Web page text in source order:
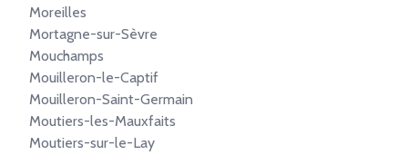
Moreilles
Mortagne-sur-Sèvre
Mouchamps
Mouilleron-le-Captif
Mouilleron-Saint-Germain
Moutiers-les-Mauxfaits
Moutiers-sur-le-Lay